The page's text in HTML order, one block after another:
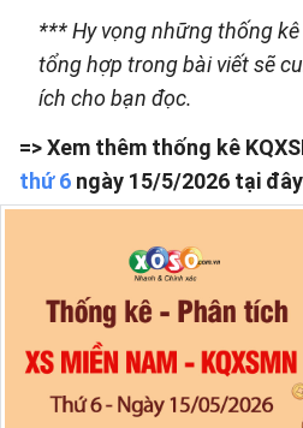
*** Hy vọng những thống
tổng hợp trong bài viết sẽ
ích cho bạn đọc.
=> Xem thêm thống kê
thứ 6 ngày 15/5/2026 tại